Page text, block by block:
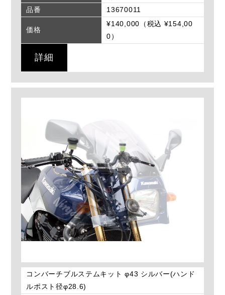
品番
13670011
価格
¥140,000（税込 ¥154,00
0）
詳細
コンバーチブルステムキット φ43 シルバー(ハンド
ルポスト径φ28.6)